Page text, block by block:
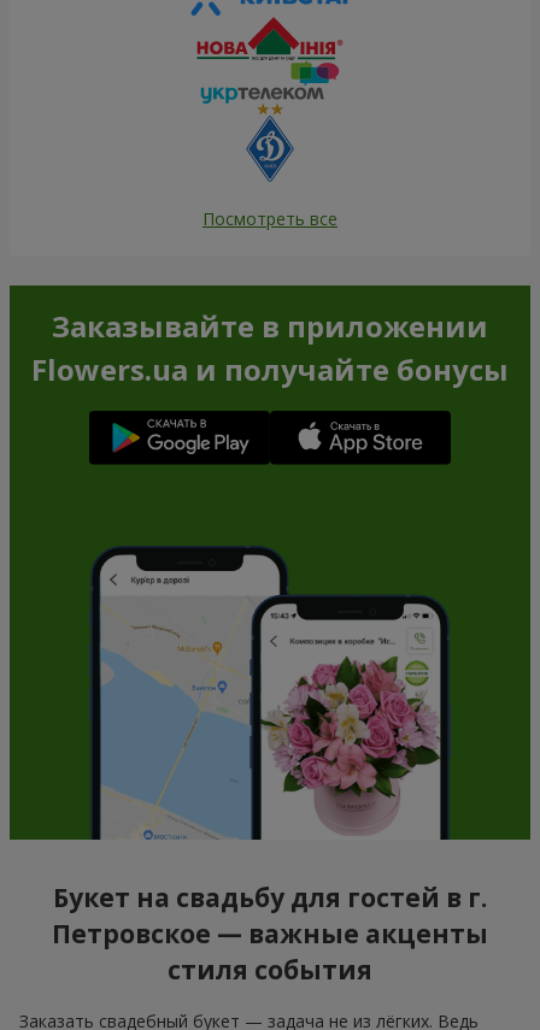
Посмотреть все
Заказывайте в приложении
Flowers.ua и получайте бонусы
Букет на свадьбу для гостей в г.
Петровское — важные акценты
стиля события
Заказать свадебный букет — задача не из лёгких. Ведь